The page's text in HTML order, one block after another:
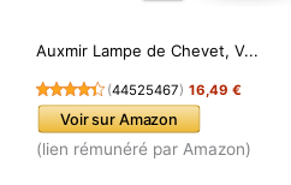
Auxmir Lampe de Chevet, V...
(44525467) 16,49 €
Voir sur Amazon
(lien rémunéré par Amazon)